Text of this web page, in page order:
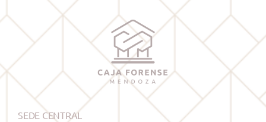
SEDE CENTRAL